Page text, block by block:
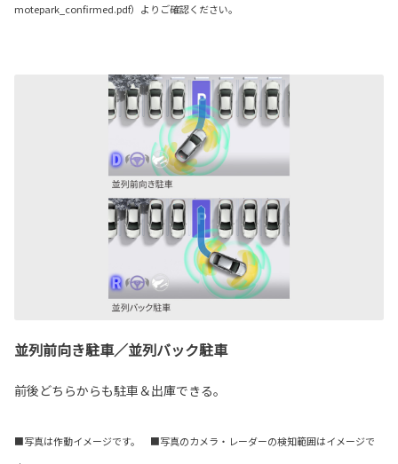
motepark_confirmed.pdf）よりご確認ください。
並列前向き駐車／並列バック駐車
前後どちらからも駐車＆出庫できる。
■写真は作動イメージです。 ■写真のカメラ・レーダーの検知範囲はイメージで